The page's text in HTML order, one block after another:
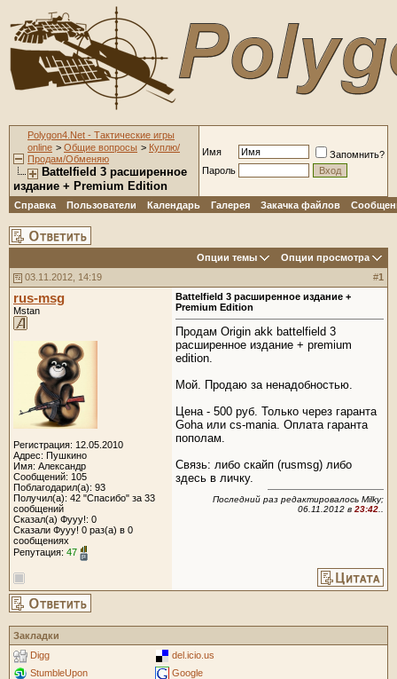
Polygon4.Net - Тактические игры
online > Общие вопросы > Куплю/
Продам/Обменяю
Battelfield 3 расширенное
издание + Premium Edition
Имя
Запомнить?
Пароль
Справка Пользователи Календарь Галерея Закачка файлов
Опции темы
Опции просмотра
03.11.2012, 14:19
#1
rus-msg
Mstan
Регистрация: 12.05.2010
Адрес: Пушкино
Имя: Александр
Сообщений: 105
Поблагодарил(а): 93
Получил(а): 42 "Спасибо" за 33
сообщений
Сказал(а) Фууу!: 0
Сказали Фууу! 0 раз(а) в 0
сообщениях
Репутация: 47
Battelfield 3 расширенное издание +
Premium Edition
Продам Origin akk battelfield 3
расширенное издание + premium
edition.
Мой. Продаю за ненадобностью.
Цена - 500 руб. Только через гаранта
Goha или cs-mania. Оплата гаранта
пополам.
Связь: либо скайп (rusmsg) либо
здесь в личку.
Последний раз редактировалось Milky;
06.11.2012 в 23:42..
Закладки
Digg
del.icio.us
StumbleUpon
Google